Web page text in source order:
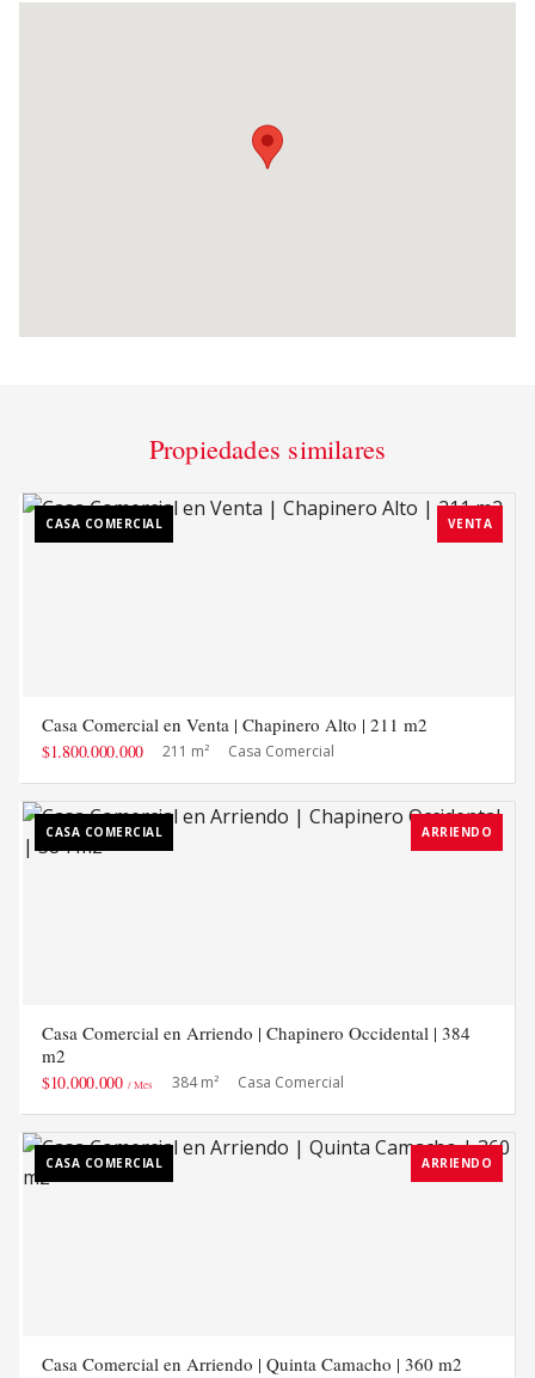
Propiedades similares
CASA COMERCIAL VENTA
Casa Comercial en Venta | Chapinero Alto | 211 m2
$1.800.000.000 211 m² Casa Comercial
CASA COMERCIAL ARRIENDO
Casa Comercial en Arriendo | Chapinero Occidental | 384
m2
$10.000.000 / Mes 384 m² Casa Comercial
CASA COMERCIAL ARRIENDO
Casa Comercial en Arriendo | Quinta Camacho | 360 m2